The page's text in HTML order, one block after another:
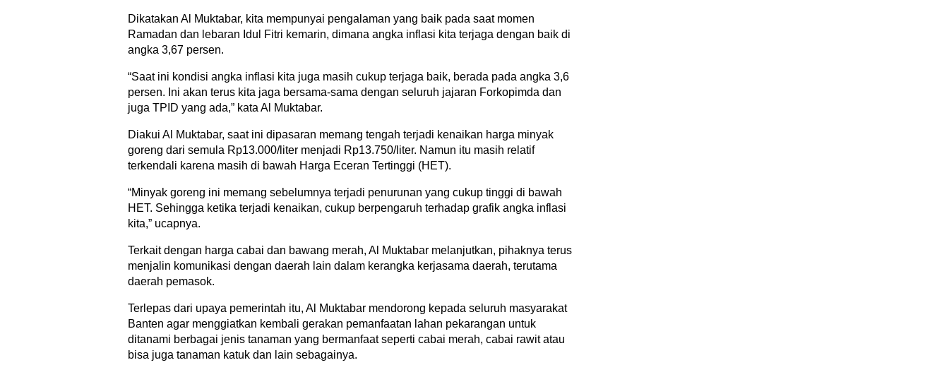
Dikatakan Al Muktabar, kita mempunyai pengalaman yang baik pada saat momen
Ramadan dan lebaran Idul Fitri kemarin, dimana angka inflasi kita terjaga dengan baik di
angka 3,67 persen.
“Saat ini kondisi angka inflasi kita juga masih cukup terjaga baik, berada pada angka 3,6
persen. Ini akan terus kita jaga bersama-sama dengan seluruh jajaran Forkopimda dan
juga TPID yang ada,” kata Al Muktabar.
Diakui Al Muktabar, saat ini dipasaran memang tengah terjadi kenaikan harga minyak
goreng dari semula Rp13.000/liter menjadi Rp13.750/liter. Namun itu masih relatif
terkendali karena masih di bawah Harga Eceran Tertinggi (HET).
“Minyak goreng ini memang sebelumnya terjadi penurunan yang cukup tinggi di bawah
HET. Sehingga ketika terjadi kenaikan, cukup berpengaruh terhadap grafik angka inflasi
kita,” ucapnya.
Terkait dengan harga cabai dan bawang merah, Al Muktabar melanjutkan, pihaknya terus
menjalin komunikasi dengan daerah lain dalam kerangka kerjasama daerah, terutama
daerah pemasok.
Terlepas dari upaya pemerintah itu, Al Muktabar mendorong kepada seluruh masyarakat
Banten agar menggiatkan kembali gerakan pemanfaatan lahan pekarangan untuk
ditanami berbagai jenis tanaman yang bermanfaat seperti cabai merah, cabai rawit atau
bisa juga tanaman katuk dan lain sebagainya.